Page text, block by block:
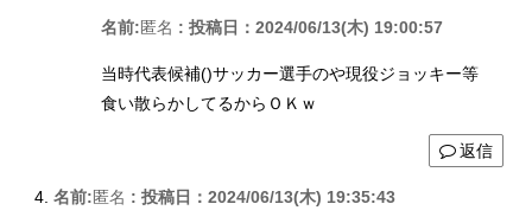
名前:匿名 : 投稿日：2024/06/13(木) 19:00:57
当時代表候補()サッカー選手のや現役ジョッキー等
食い散らかしてるからＯＫｗ
返信
名前:匿名 : 投稿日：2024/06/13(木) 19:35:43